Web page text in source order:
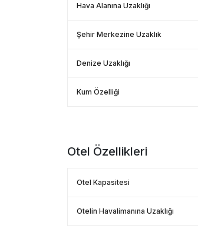
Hava Alanına Uzaklığı
Şehir Merkezine Uzaklık
Denize Uzaklığı
Kum Özelliği
Otel Özellikleri
Otel Kapasitesi
Otelin Havalimanına Uzaklığı